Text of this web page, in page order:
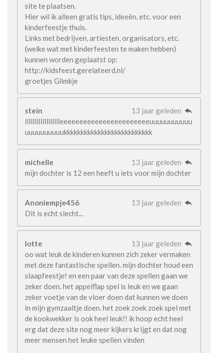
site te plaatsen.
Hier wil ik alleen gratis tips, ideeën, etc. voor een
kinderfeestje thuis.
Links met bedrijven, artiesten, organisators, etc.
(welke wat met kinderfeesten te maken hebben)
kunnen worden geplaatst op:
http://kidsfeest.gerelateerd.nl/
groetjes Glimkje
stein
13 jaar geleden
lllllllllllllllllleeeeeeeeeeeeeeeeeeeeeeeuuuuuuuuuuu
uuuuuuuuuukkkkkkkkkkkkkkkkkkkkkkkkkk
michelle
13 jaar geleden
mijn dochter is 12 een heeft u iets voor mijn dochter
Anoniempje456
13 jaar geleden
Dit is echt slecht...
lotte
13 jaar geleden
oo wat leuk de kinderen kunnen zich zeker vermaken
met deze fantastische spellen. mijn dochter houd een
slaapfeestje! en een paar van deze spellen gaan we
zeker doen. het appelflap spel is leuk en we gaan
zeker voetje van de vloer doen dat kunnen we doen
in mijn gymzaaltje doen. het zoek zoek zoek spel met
de kookwekker is ook heel leuk!! ik hoop echt heel
erg dat deze site nog meer kijkers krijgt en dat nog
meer mensen het leuke spellen vinden